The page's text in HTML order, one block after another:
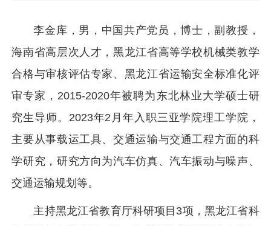
李金库，男，中国共产党员，博士，副教授，
海南省高层次人才，黑龙江省高等学校机械类教学
合格与审核评估专家、黑龙江省运输安全标准化评
审专家，2015-2020年被聘为东北林业大学硕士研
究生导师。2023年2月年入职三亚学院理工学院，
主要从事载运工具、交通运输与交通工程方面的科
学研究，研究方向为汽车仿真、汽车振动与噪声、
交通运输规划等。
主持黑龙江省教育厅科研项目3项，黑龙江省科